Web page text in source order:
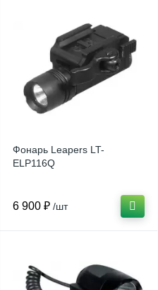
Фонарь Leapers LT-
ELP116Q
6 900 ₽ /шт